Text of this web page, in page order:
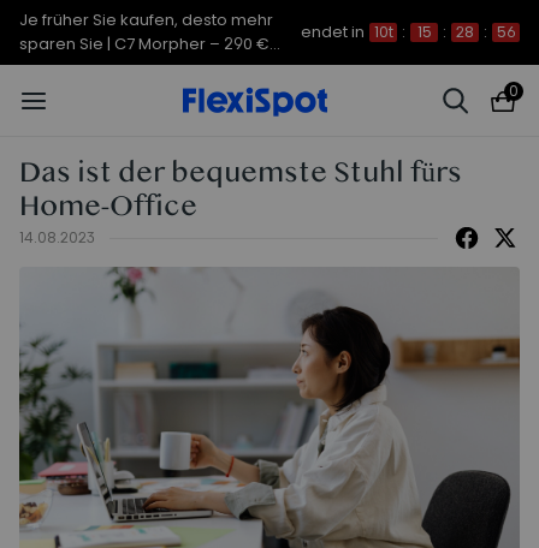
Je früher Sie kaufen, desto mehr
sparen Sie | C7 Morpher – 290 €
Rabatt
endet in 10t : 15 : 28 : 55
0
Das ist der bequemste Stuhl fürs
Home-Office
14.08.2023